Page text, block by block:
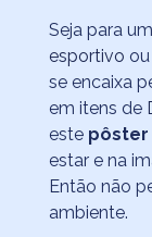
Seja para
esportivo
se encaixa
em itens de
este
estar e na
Então não
ambiente.